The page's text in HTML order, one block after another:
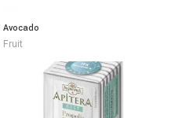
Avocado
Fruit